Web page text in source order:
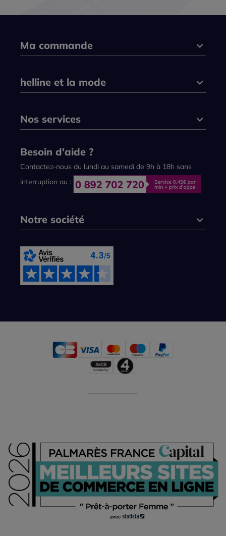
Ma commande
helline et la mode
Nos services
Besoin d'aide ?
Contactez-nous du lundi au samedi de 9h à 18h sans
interruption au :
Notre société